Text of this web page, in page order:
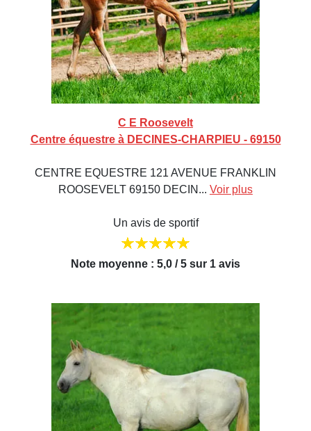
C E Roosevelt
Centre équestre à DECINES-CHARPIEU - 69150
CENTRE EQUESTRE 121 AVENUE FRANKLIN
ROOSEVELT 69150 DECIN... Voir plus
Un avis de sportif
Note moyenne : 5,0 / 5 sur 1 avis